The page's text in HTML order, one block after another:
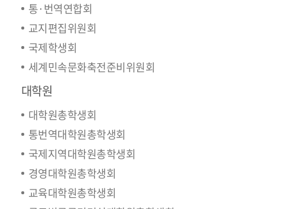
통·번역연합회
교지편집위원회
국제학생회
세계민속문화축전준비위원회
대학원
대학원총학생회
통번역대학원총학생회
국제지역대학원총학생회
경영대학원총학생회
교육대학원총학생회